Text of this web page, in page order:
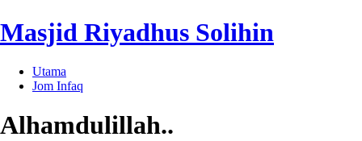
Masjid Riyadhus Solihin
Utama
Jom Infaq
Alhamdulillah..